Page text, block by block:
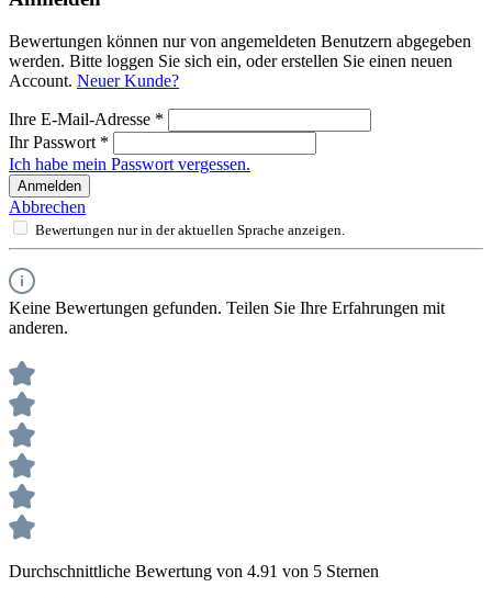
Bewertungen können nur von angemeldeten Benutzern abgegeben
werden. Bitte loggen Sie sich ein, oder erstellen Sie einen neuen
Account. Neuer Kunde?
Ihre E-Mail-Adresse *
Ihr Passwort *
Ich habe mein Passwort vergessen.
Anmelden
Abbrechen
Bewertungen nur in der aktuellen Sprache anzeigen.
Keine Bewertungen gefunden. Teilen Sie Ihre Erfahrungen mit
anderen.
Durchschnittliche Bewertung von 4.91 von 5 Sternen